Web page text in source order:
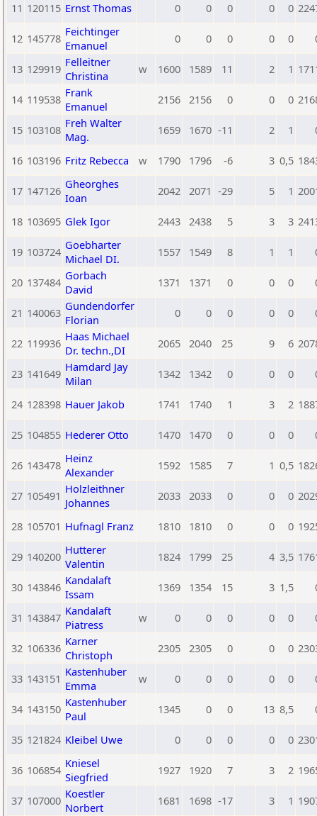
11 120115 Ernst Thomas 0 0 0 0 0
12 145778 Feichtinger
Emanuel
0 0 0 0 0
13 129919 Felleitner
Christina
w 1600 1589 11 2 1
14 119538 Frank
Emanuel
2156 2156 0 0 0
15 103108 Freh Walter
Mag.
1659 1670 -11 2 1
16 103196 Fritz Rebecca w 1790 1796 -6 3 0,5
17 147126 Gheorghes
Ioan
2042 2071 -29 5 1
18 103695 Glek Igor 2443 2438 5 3 3
19 103724 Goebharter
Michael DI.
1557 1549 8 1 1
20 137484 Gorbach
David
1371 1371 0 0 0
21 140063 Gundendorfer
Florian
0 0 0 0 0
22 119936 Haas Michael
Dr. techn.,DI
2065 2040 25 9 6
23 141649 Hamdard Jay
Milan
1342 1342 0 0 0
24 128398 Hauer Jakob 1741 1740 1 3 2
25 104855 Hederer Otto 1470 1470 0 0 0
26 143478 Heinz
Alexander
1592 1585 7 1 0,5
27 105491 Holzleithner
Johannes
2033 2033 0 0 0
28 105701 Hufnagl Franz 1810 1810 0 0 0
29 140200 Hutterer
Valentin
1824 1799 25 4 3,5
30 143846 Kandalaft
Issam
1369 1354 15 3 1,5
31 143847 Kandalaft
Piatress
w 0 0 0 0 0
32 106336 Karner
Christoph
2305 2305 0 0 0
33 143151 Kastenhuber
Emma
w 0 0 0 0 0
34 143150 Kastenhuber
Paul
1345 0 0 13 8,5
35 121824 Kleibel Uwe 0 0 0 0 0
36 106854 Kniesel
Siegfried
1927 1920 7 3 2
37 107000 Koestler
Norbert
1681 1698 -17 3 1